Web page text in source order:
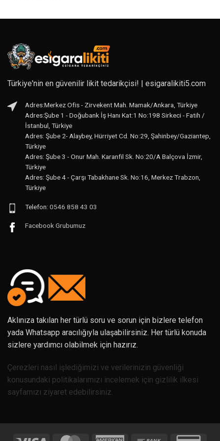
fiyat:
Türkiye'nin en güvenilir likit tedarikçisi! | esigaralikiti5.com
Adres:Merkez Ofis - Zirvekent Mah. Mamak/Ankara, Türkiye
Adres:Şube 1 - Doğubank İş Hanı Kat:1 No:198 Sirkeci - Fatih /
İstanbul, Türkiye
Adres: Şube 2- Alaybey, Hürriyet Cd. No:29, Şahinbey/Gaziantep,
Türkiye
Adres: Şube 3 - Onur Mah. Karanfil Sk. No:20/A Balçova İzmir,
Türkiye
Adres: Şube 4 - Çarşı Tabakhane Sk. No:16, Merkez Trabzon,
Türkiye
Telefon: 0546 858 43 03
Facebook Grubumuz
Aklınıza takılan her türlü soru ve sorun için bizlere telefon
yada Whatsapp aracılığıyla ulaşabilirsiniz. Her türlü konuda
sizlere yardımcı olabilmek için hazırız.
Çerezleri nasıl işlediğimizi ve verilerinizin güvenliği
konusundaki politikalarımızı incelemek için gizlilik ilkesi
sayfamızı ziyaret edebilirsiniz.